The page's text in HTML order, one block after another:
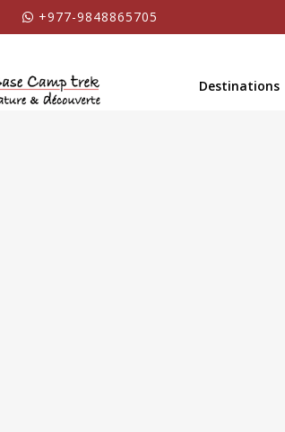
+977-9848865705
Destinations